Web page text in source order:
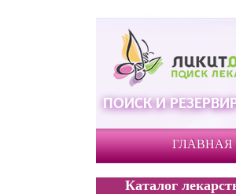
ПОИСК И
ГЛАВНАЯ
Каталог